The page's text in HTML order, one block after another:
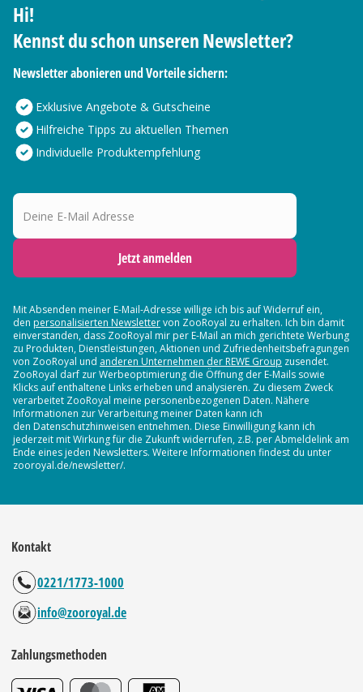
Hi!
Kennst du schon unseren Newsletter?
Newsletter abonieren und Vorteile sichern:
Exklusive Angebote & Gutscheine
Hilfreiche Tipps zu aktuellen Themen
Individuelle Produktempfehlung
Deine E-Mail Adresse
Jetzt anmelden
Mit Absenden meiner E-Mail-Adresse willige ich bis auf Widerruf ein,
den personalisierten Newslettervon ZooRoyal zu erhalten. Ich bin damit
einverstanden, dass ZooRoyal mir per E-Mail an mich gerichtete Werbung
zu Produkten, Dienstleistungen, Aktionen und Zufriedenheitsbefragungen
von ZooRoyal und anderen Unternehmen der REWE Group zusendet.
ZooRoyal darf zur Werbeoptimierung die Öffnung der E-Mails sowie
Klicks auf enthaltene Links erheben und analysieren. Zu diesem Zweck
verarbeitet ZooRoyal meine personenbezogenen Daten. Nähere
Informationen zur Verarbeitung meiner Daten kann ich
den Datenschutzhinweisen entnehmen. Diese Einwilligung kann ich
jederzeit mit Wirkung für die Zukunft widerrufen, z.B. per Abmeldelink am
Ende eines jeden Newsletters. Weitere Informationen findest du unter
zooroyal.de/newsletter/.
Kontakt
0221/1773-1000
info@zooroyal.de
Zahlungsmethoden